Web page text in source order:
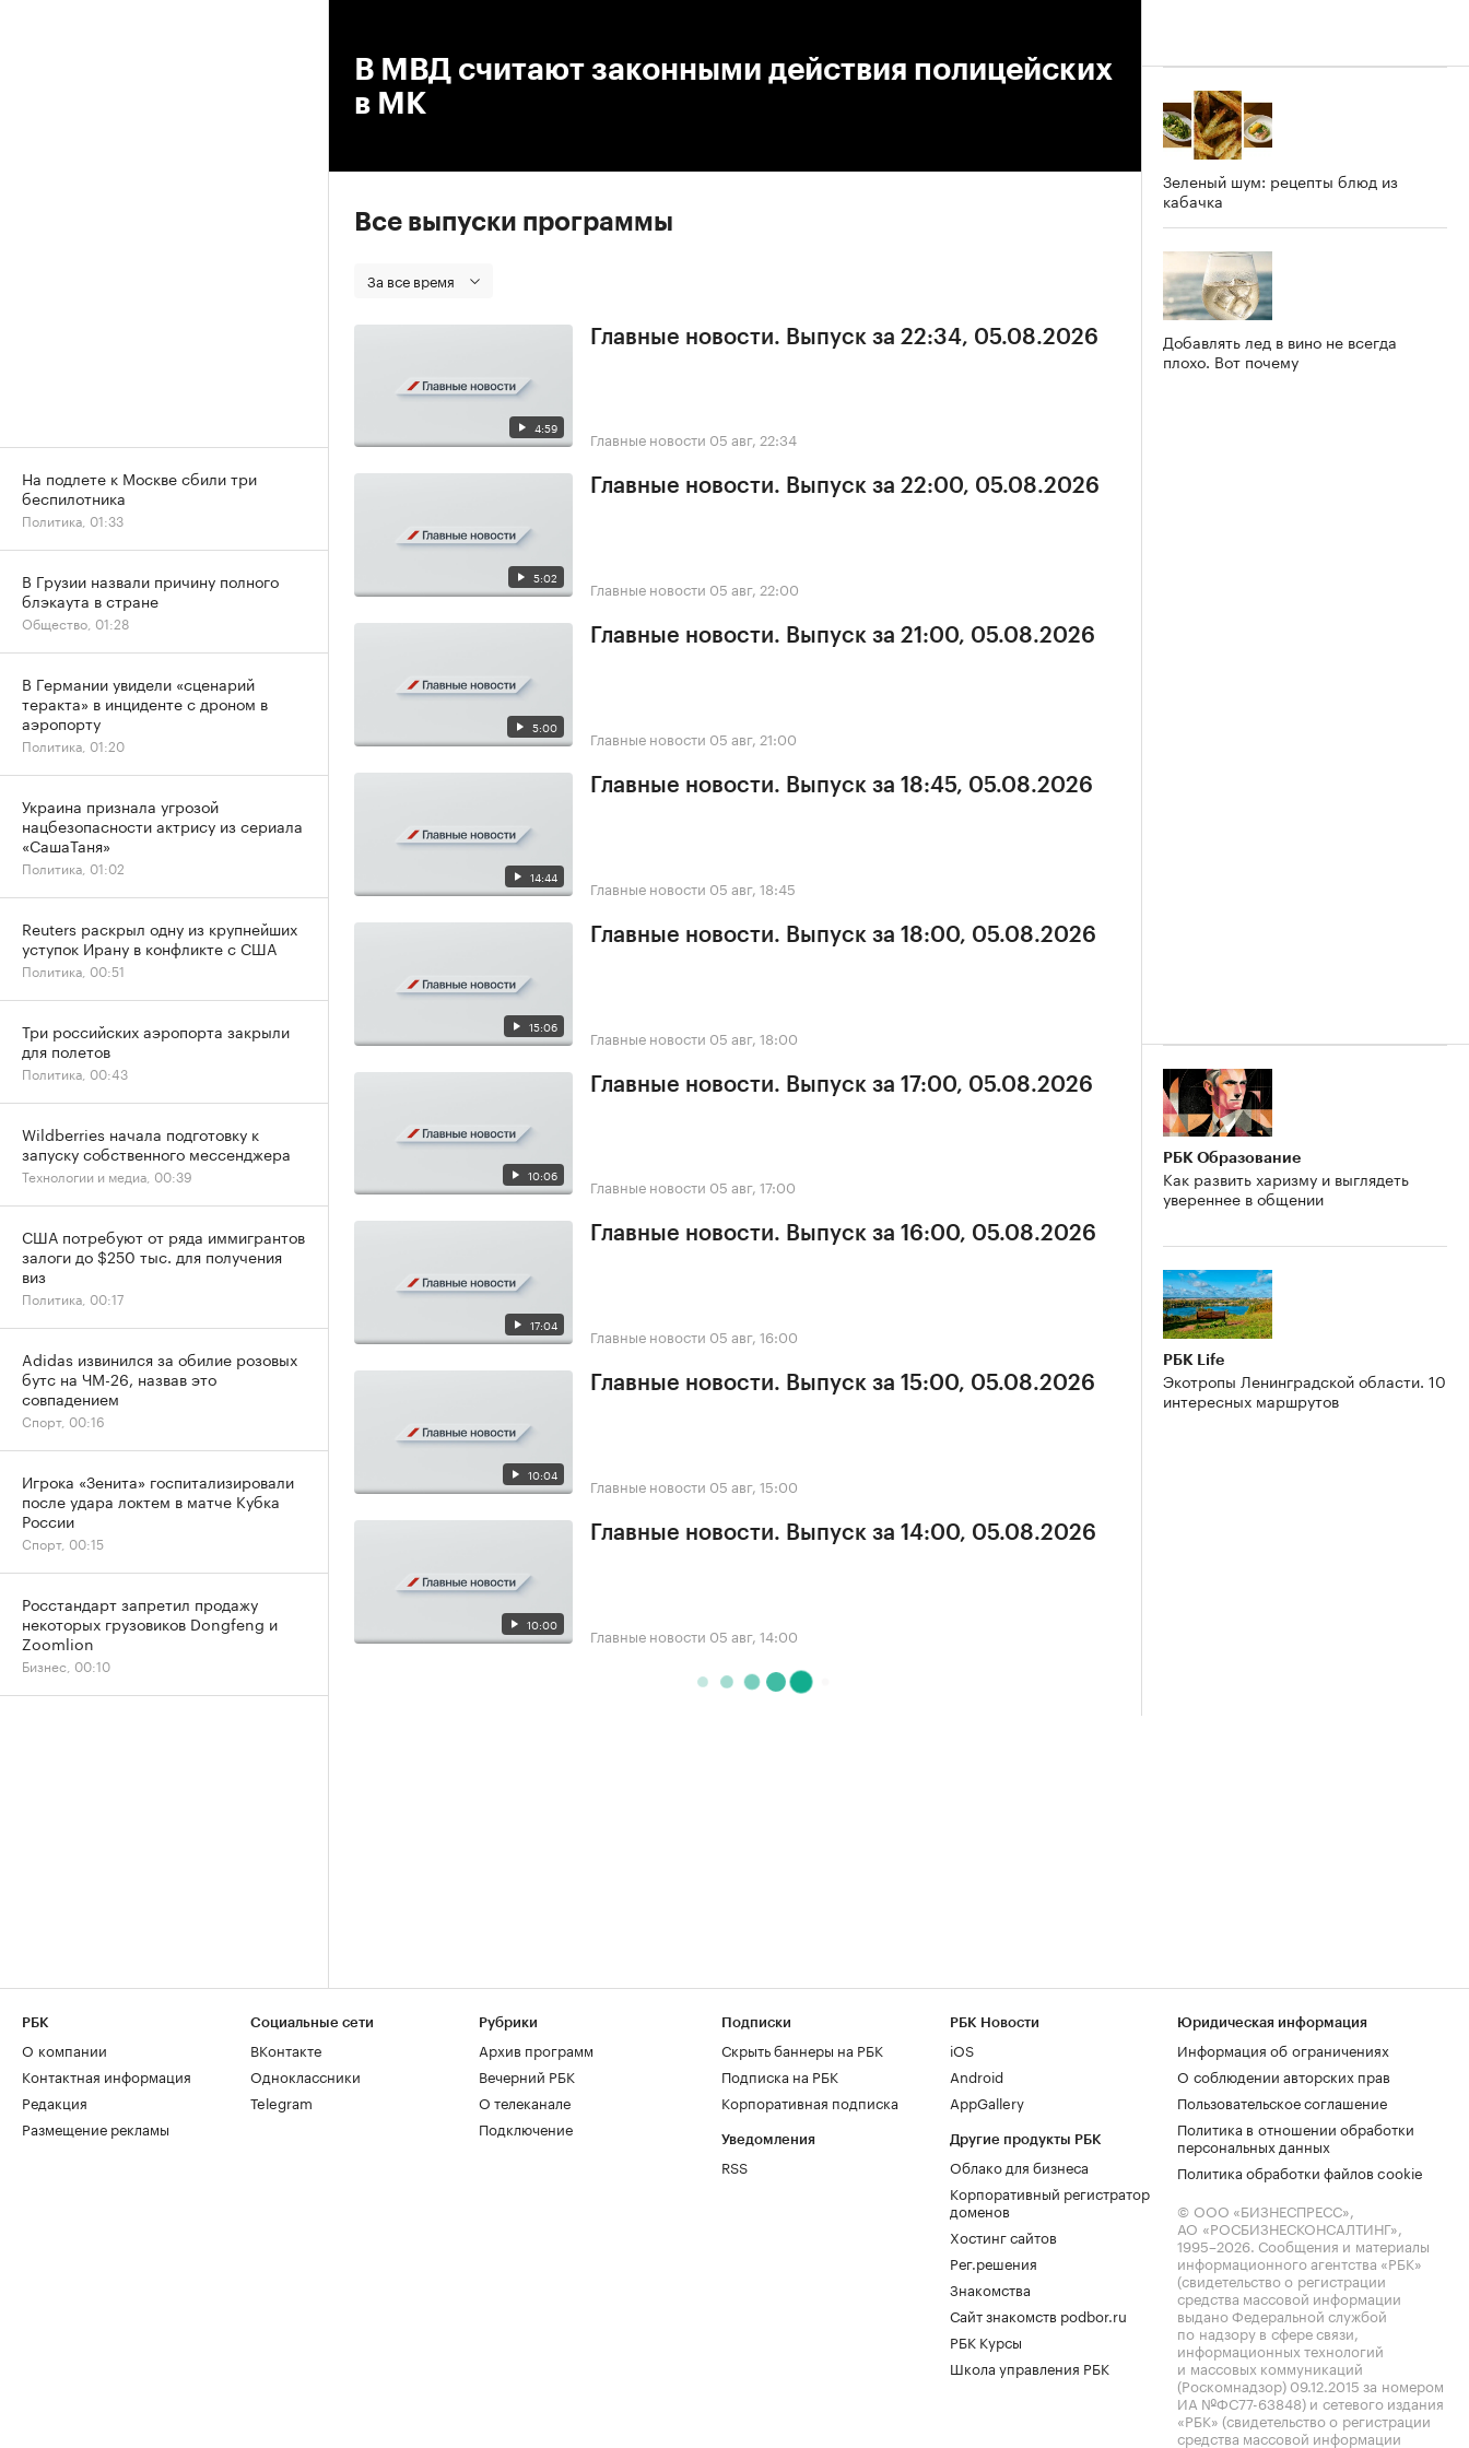
В МВД считают законными действия полицейских
в МК
Все выпуски программы
За все время
4:59
Главные новости. Выпуск за 22:34, 05.08.2026
Главные новости 05 авг, 22:34
5:02
Главные новости. Выпуск за 22:00, 05.08.2026
Главные новости 05 авг, 22:00
5:00
Главные новости. Выпуск за 21:00, 05.08.2026
Главные новости 05 авг, 21:00
14:44
Главные новости. Выпуск за 18:45, 05.08.2026
Главные новости 05 авг, 18:45
15:06
Главные новости. Выпуск за 18:00, 05.08.2026
Главные новости 05 авг, 18:00
10:06
Главные новости. Выпуск за 17:00, 05.08.2026
Главные новости 05 авг, 17:00
17:04
Главные новости. Выпуск за 16:00, 05.08.2026
Главные новости 05 авг, 16:00
10:04
Главные новости. Выпуск за 15:00, 05.08.2026
Главные новости 05 авг, 15:00
10:00
Главные новости. Выпуск за 14:00, 05.08.2026
Главные новости 05 авг, 14:00
Зеленый шум: рецепты блюд из
кабачка
Добавлять лед в вино не всегда
плохо. Вот почему
РБК Образование
Как развить харизму и выглядеть
увереннее в общении
РБК Life
Экотропы Ленинградской области. 10
интересных маршрутов
На подлете к Москве сбили три
беспилотника
Политика, 01:33
В Грузии назвали причину полного
блэкаута в стране
Общество, 01:28
В Германии увидели «сценарий
теракта» в инциденте с дроном в
аэропорту
Политика, 01:20
Украина признала угрозой
нацбезопасности актрису из сериала
«СашаТаня»
Политика, 01:02
Reuters раскрыл одну из крупнейших
уступок Ирану в конфликте с США
Политика, 00:51
Три российских аэропорта закрыли
для полетов
Политика, 00:43
Wildberries начала подготовку к
запуску собственного мессенджера
Технологии и медиа, 00:39
США потребуют от ряда иммигрантов
залоги до $250 тыс. для получения
виз
Политика, 00:17
Adidas извинился за обилие розовых
бутс на ЧМ-26, назвав это
совпадением
Спорт, 00:16
Игрока «Зенита» госпитализировали
после удара локтем в матче Кубка
России
Спорт, 00:15
Росстандарт запретил продажу
некоторых грузовиков Dongfeng и
Zoomlion
Бизнес, 00:10
РБК
О компании
Контактная информация
Редакция
Размещение рекламы
Социальные сети
ВКонтакте
Одноклассники
Telegram
Рубрики
Архив программ
Вечерний РБК
О телеканале
Подключение
Подписки
Скрыть баннеры на РБК
Подписка на РБК
Корпоративная подписка
Уведомления
RSS
РБК Новости
iOS
Android
AppGallery
Другие продукты РБК
Облако для бизнеса
Корпоративный регистратор
доменов
Хостинг сайтов
Рег.решения
Знакомства
Сайт знакомств podbor.ru
РБК Курсы
Школа управления РБК
Юридическая информация
Информация об ограничениях
О соблюдении авторских прав
Пользовательское соглашение
Политика в отношении обработки
персональных данных
Политика обработки файлов cookie
© ООО «БИЗНЕСПРЕСС»,
АО «РОСБИЗНЕСКОНСАЛТИНГ»,
1995–2026. Сообщения и материалы
информационного агентства «РБК»
(свидетельство о регистрации
средства массовой информации
выдано Федеральной службой
по надзору в сфере связи,
информационных технологий
и массовых коммуникаций
(Роскомнадзор) 09.12.2015 за номером
ИА №ФС77-63848) и сетевого издания
«РБК» (свидетельство о регистрации
средства массовой информации